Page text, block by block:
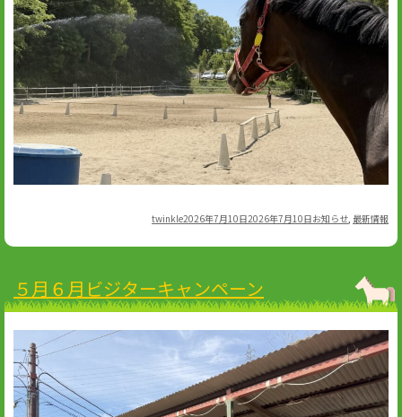
Author
twinklePosted
2026年7月10日2026年7月10日Categories
お知らせ, 最新情報
５月６月ビジターキャンペーン